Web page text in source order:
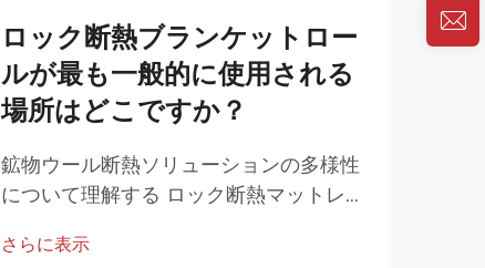
ロック断熱ブランケットロー
ルが最も一般的に使用される
場所はどこですか？
鉱物ウール断熱ソリューションの多様性
について理解する ロック断熱マットレス
おいてますます不可欠となり、優れた断
さらに表示
な